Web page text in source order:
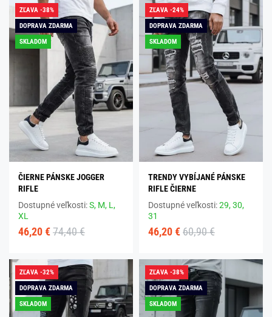
ZĽAVA -38%
DOPRAVA ZDARMA
SKLADOM
ČIERNE PÁNSKE JOGGER
RIFLE
Dostupné veľkosti:S, M, L,
XL
46,20 € 74,40 €
ZĽAVA -24%
DOPRAVA ZDARMA
SKLADOM
TRENDY VYBÍJANÉ PÁNSKE
RIFLE ČIERNE
Dostupné veľkosti:29,30,
31
46,20 € 60,90 €
ZĽAVA -32%
DOPRAVA ZDARMA
SKLADOM
ZĽAVA -38%
DOPRAVA ZDARMA
SKLADOM